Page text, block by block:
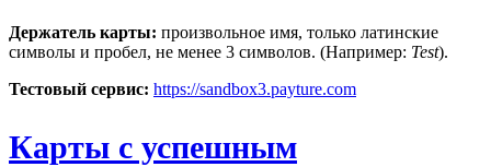
Держатель карты: произвольное имя, только латинские
символы и пробел, не менее 3 символов. (Например: Test).
Тестовый сервис: https://sandbox3.payture.com
Карты с успешным